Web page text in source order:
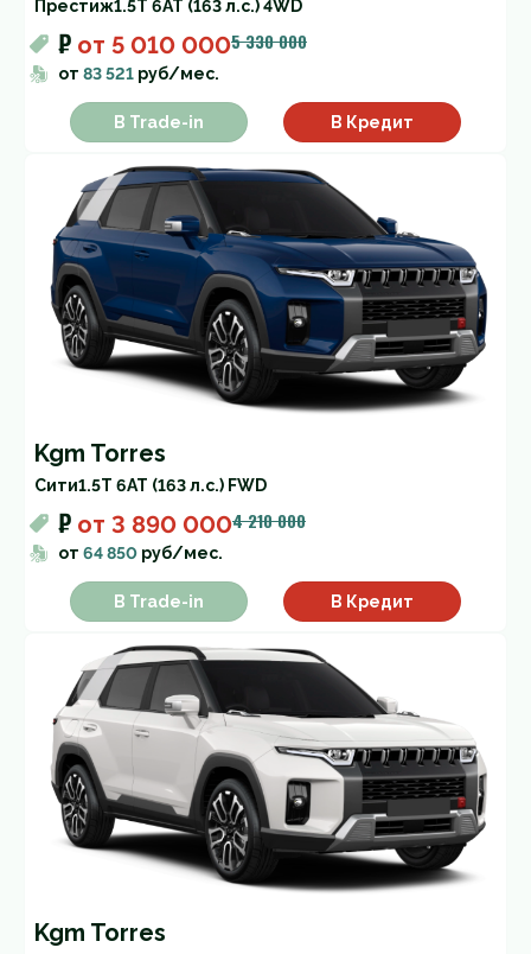
Престиж1.5T 6AT (163 л.с.) 4WD
₽ от 5 010 0005 330 000
от 83 521 руб/мес.
В Trade-in В Кредит
Kgm Torres
Cити1.5T 6AT (163 л.с.) FWD
₽ от 3 890 0004 210 000
от 64 850 руб/мес.
В Trade-in В Кредит
Kgm Torres